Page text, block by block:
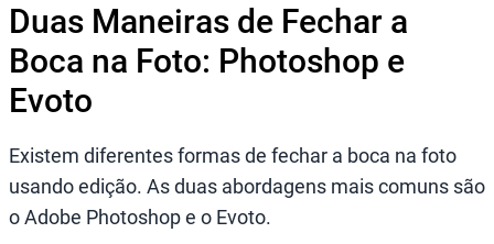
Duas Maneiras de Fechar a
Boca na Foto: Photoshop e
Evoto
Existem diferentes formas de fechar a boca na foto
usando edição. As duas abordagens mais comuns são
o Adobe Photoshop e o Evoto.